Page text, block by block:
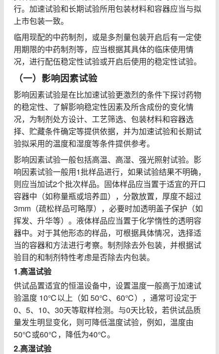
行。加速试验和长期试验所用包装材料和容器应当与拟
上市包装一致。
临用现配的中药制剂，或是多剂量包装开启后有一定使
用期限的中药制剂等，应当根据其具体的临床使用情
况，进行配伍稳定性试验或开启后使用的稳定性试验。
（一）影响因素试验
影响因素试验是在比加速试验更激烈的条件下探讨药物
的稳定性、了解影响稳定性因素及所含成份的变化情
况，为制剂处方设计、工艺筛选、包装材料和容器选
择、贮藏条件确定等提供依据，并为加速试验和长期试
验拟采用的温度和湿度等条件提供参考。
影响因素试验一般包括高温、高湿、强光照射试验。影
响因素试验一般用1批样品进行，如果试验结果不明确，
则应当加试2个批次样品。固体样品应当置于适宜的开口
容器中（如称量瓶或培养皿），分散放置，厚度不超过
3mm（疏松样品可略厚），必要时加透明盖子保护（如
挥发、升华等）。液体样品应当置于化学惰性的透明容
器中。对于其他形态的样品，可根据具体情况，选择适
当的容器和方法进行考察。制剂除去外包装，并根据试
验目的和制剂特性考虑是否除去内包装。
1.高温试验
供试品置适宜的恒温设备中，设置温度一般高于加速试
验温度10℃以上（如 50℃、 60℃），通常可设定于
0、 5、 10、 30天等取样检测。与0天比较，若供试品质
量发生明显变化，则可降低温度试验，例如，温度由
50℃或60℃，降低为40℃。
2.高湿试验